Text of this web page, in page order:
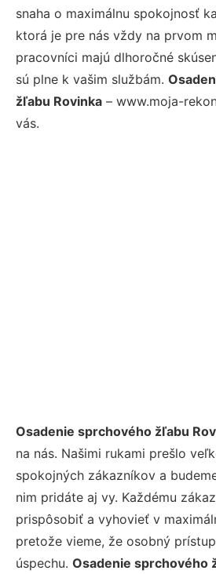
snaha o maximálnu spokojnosť
ktorá je pre nás vždy na prvom
pracovníci majú dlhoročné
sú plne k vašim službám.
žľabu Rovinka – www.moja-
vás.
Osadenie sprchového žľabu
na nás. Našimi rukami prešlo
spokojných zákazníkov a
nim pridáte aj vy. Každému
prispôsobiť a vyhovieť v
pretože vieme, že osobný
úspechu. Osadenie sprchového